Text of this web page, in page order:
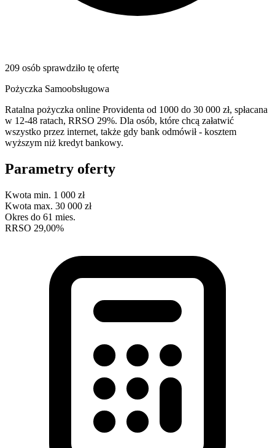
209 osób sprawdziło tę ofertę
Pożyczka Samoobsługowa
Ratalna pożyczka online Providenta od 1000 do 30 000 zł, spłacana
w 12-48 ratach, RRSO 29%. Dla osób, które chcą załatwić
wszystko przez internet, także gdy bank odmówił - kosztem
wyższym niż kredyt bankowy.
Parametry oferty
Kwota min. 1 000 zł
Kwota max. 30 000 zł
Okres do 61 mies.
RRSO 29,00%